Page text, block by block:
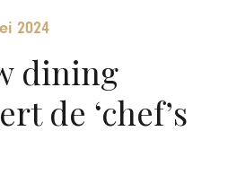
2024
dining
de ‘chef’s